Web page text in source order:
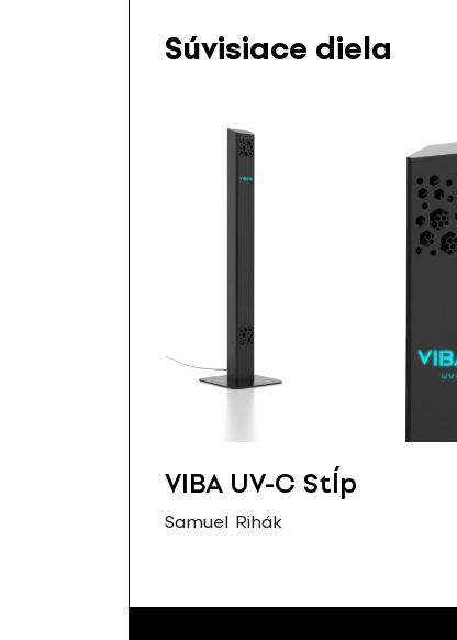
Súvisiace diela
VIBA UV-C Stĺp
Samuel Rihák